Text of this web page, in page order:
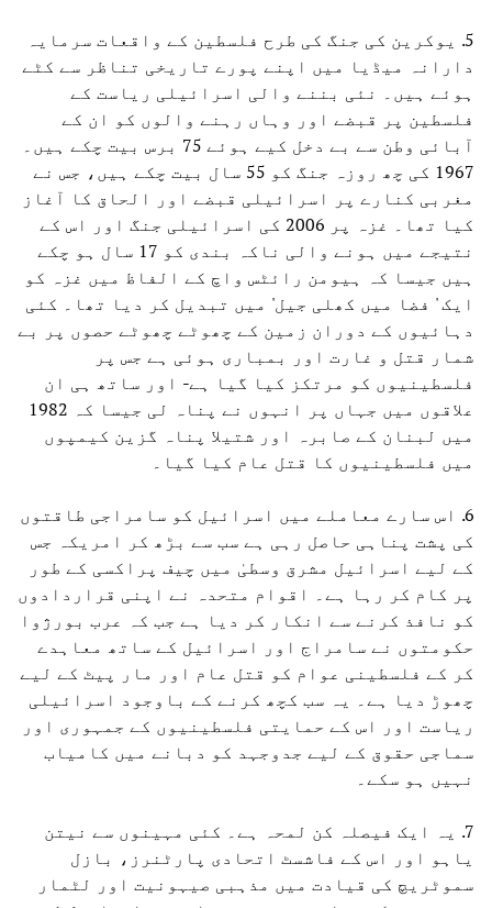
5. یوکرین کی جنگ کی طرح فلسطین کے واقعات سرمایہ
دارانہ میڈیا میں اپنے پورے تاریخی تناظر سے کٹے
ہوئے ہیں۔ نئی بننے والی اسرائیلی ریاست کے
فلسطین پر قبضے اور وہاں رہنے والوں کو ان کے
آبائی وطن سے بے دخل کیے ہوئے 75 برس بیت چکے ہیں۔
1967 کی چھ روزہ جنگ کو 55 سال بیت چکے ہیں، جس نے
مغربی کنارے پر اسرائیلی قبضے اور الحاق کا آغاز
کیا تھا۔ غزہ پر 2006 کی اسرائیلی جنگ اور اس کے
نتیجے میں ہونے والی ناکہ بندی کو 17 سال ہو چکے
ہیں جیسا کہ ہیومن رائٹس واچ کے الفاظ میں غزہ کو
ایک ' فضا میں کھلی جیل' میں تبدیل کر دیا تھا۔ کئی
دہائیوں کے دوران زمین کے چھوٹے چھوٹے حصوں پر بے
شمار قتل و غارت اور بمباری ہوئی ہے جس پر
فلسطینیوں کو مرتکز کیا گیا ہے- اور ساتھ ہی ان
علاقوں میں جہاں پر انہوں نے پناہ لی جیسا کہ 1982
میں لبنان کے صابرہ اور شتیلا پناہ گزین کیمپوں
میں فلسطینیوں کا قتل عام کیا گیا۔
6. اس سارے معاملے میں اسرائیل کو سامراجی طاقتوں
کی پشت پناہی حاصل رہی ہے سب سے بڑھ کر امریکہ جس
کے لیے اسرائیل مشرق وسطیٰ میں چیف پراکسی کے طور
پر کام کر رہا ہے۔ اقوام متحدہ نے اپنی قراردادوں
کو نافذ کرنے سے انکار کر دیا ہے جب کہ عرب بورژوا
حکومتوں نے سامراج اور اسرائیل کے ساتھ معاہدے
کر کے فلسطینی عوام کو قتل عام اور مار پیٹ کے لیے
چھوڑ دیا ہے۔ یہ سب کچھ کرنے کے باوجود اسرائیلی
ریاست اور اس کے حمایتی فلسطینیوں کے جمہوری اور
سماجی حقوق کے لیے جدوجہد کو دبانے میں کامیاب
نہیں ہو سکے۔
7. یہ ایک فیصلہ کن لمحہ ہے۔ کئی مہینوں سے نیتن
یاہو اور اس کے فاشسٹ اتحادی پارٹنرز، بازل
سموٹریچ کی قیادت میں مذہبی صیہونیت اور لٹمار